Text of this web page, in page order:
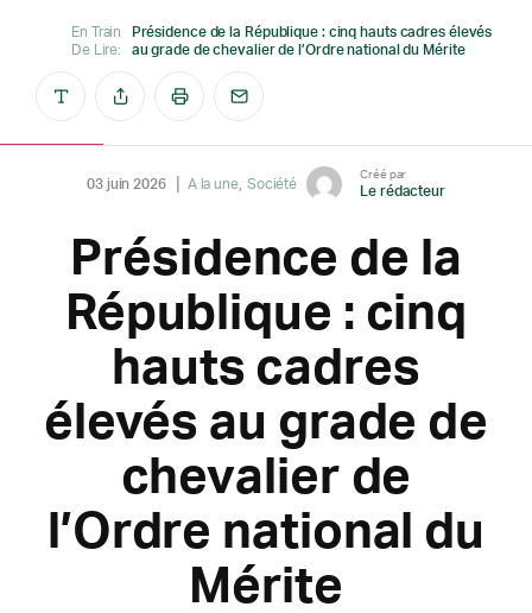
En Train
De Lire:
Présidence de la République : cinq hauts cadres élevés
au grade de chevalier de l’Ordre national du Mérite
03 juin 2026 A la une Société
Créé par
Le rédacteur
Présidence de la
République : cinq
hauts cadres
élevés au grade de
chevalier de
l’Ordre national du
Mérite